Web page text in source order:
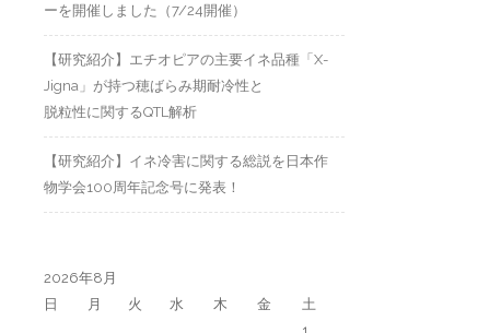
ーを開催しました（7/24開催）
【研究紹介】エチオピアの主要イネ品種「X-
Jigna」が持つ穂ばらみ期耐冷性と
脱粒性に関するQTL解析
【研究紹介】イネ冷害に関する総説を日本作
物学会100周年記念号に発表！
2026年8月
日
月 火 水 木 金 土